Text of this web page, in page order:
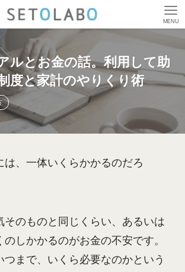
MENU
ルとお金の話。利用して助
度と家計のやりくり術
は、一体いくらかかるのだろ
そのものと同じくらい、あるいは
しかかるのがお金の不安です。
つまで、いくら必要なのかという